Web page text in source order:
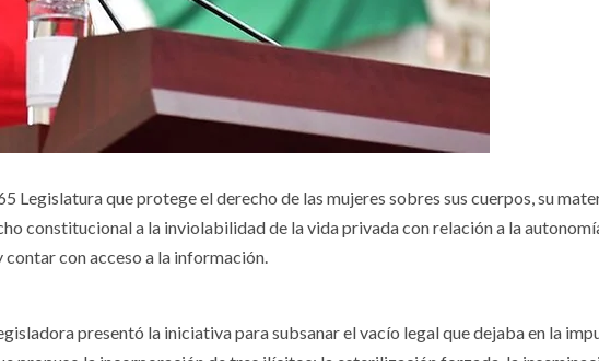
Legislatura que protege el derecho de las mujeres sobres sus cuerpos, su
constitucional a la inviolabilidad de la vida privada con relación a la
con acceso a la información.
presentó la iniciativa para subsanar el vacío legal que dejaba en la